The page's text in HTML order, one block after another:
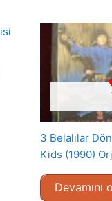
3 Belalılar
Kids (1990)
Devamını